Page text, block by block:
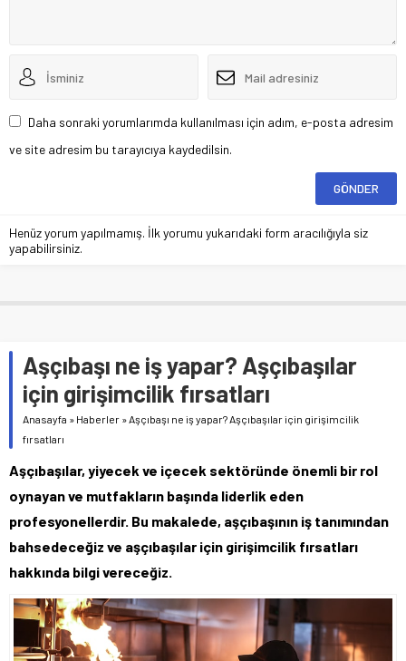
Daha sonraki yorumlarımda kullanılması için adım, e-posta adresim
ve site adresim bu tarayıcıya kaydedilsin.
Henüz yorum yapılmamış. İlk yorumu yukarıdaki form aracılığıyla siz
yapabilirsiniz.
Aşçıbaşı ne iş yapar? Aşçıbaşılar
için girişimcilik fırsatları
Anasayfa » Haberler »Aşçıbaşı ne iş yapar? Aşçıbaşılar için girişimcilik
fırsatları
Aşçıbaşılar, yiyecek ve içecek sektöründe önemli bir rol
oynayan ve mutfakların başında liderlik eden
profesyonellerdir. Bu makalede, aşçıbaşının iş tanımından
bahsedeceğiz ve aşçıbaşılar için girişimcilik fırsatları
hakkında bilgi vereceğiz.